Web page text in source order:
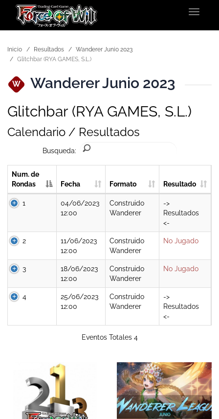
Toggle
Inicio Resultados
Wanderer Junio 2023
Glitchbar (RYA GAMES, S.L.)
W
Wanderer Junio 2023
Glitchbar (RYA GAMES, S.L.)
Calendario / Resultados
Busqueda:
Num. de
Rondas
Fecha Formato Resultado
1
04/06/2023
12:00
Construido
Wanderer
->
Resultados
<-
2
11/06/2023
12:00
Construido
Wanderer
No Jugado
3
18/06/2023
12:00
Construido
Wanderer
No Jugado
4
25/06/2023
12:00
Construido
Wanderer
->
Resultados
<-
Eventos Totales 4